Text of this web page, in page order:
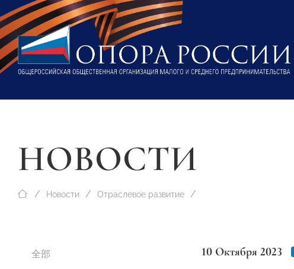
НОВОСТИ
Новости Отраслевое развитие
全部
10 Октября 2023